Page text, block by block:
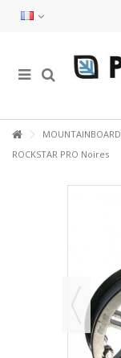
MOUNTAINBOARD
ROCKSTAR PRO Noires